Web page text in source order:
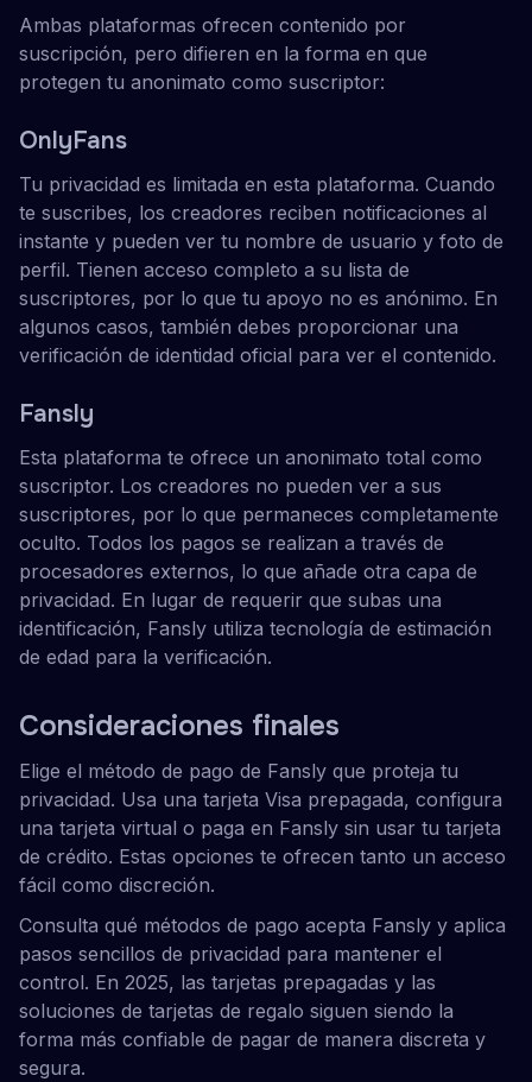
Ambas plataformas ofrecen contenido por
suscripción, pero difieren en la forma en que
protegen tu anonimato como suscriptor:
OnlyFans
Tu privacidad es limitada en esta plataforma. Cuando
te suscribes, los creadores reciben notificaciones al
instante y pueden ver tu nombre de usuario y foto de
perfil. Tienen acceso completo a su lista de
suscriptores, por lo que tu apoyo no es anónimo. En
algunos casos, también debes proporcionar una
verificación de identidad oficial para ver el contenido.
Fansly
Esta plataforma te ofrece un anonimato total como
suscriptor. Los creadores no pueden ver a sus
suscriptores, por lo que permaneces completamente
oculto. Todos los pagos se realizan a través de
procesadores externos, lo que añade otra capa de
privacidad. En lugar de requerir que subas una
identificación, Fansly utiliza tecnología de estimación
de edad para la verificación.
Consideraciones finales
Elige el método de pago de Fansly que proteja tu
privacidad. Usa una tarjeta Visa prepagada, configura
una tarjeta virtual o paga en Fansly sin usar tu tarjeta
de crédito. Estas opciones te ofrecen tanto un acceso
fácil como discreción.
Consulta qué métodos de pago acepta Fansly y aplica
pasos sencillos de privacidad para mantener el
control. En 2025, las tarjetas prepagadas y las
soluciones de tarjetas de regalo siguen siendo la
forma más confiable de pagar de manera discreta y
segura.